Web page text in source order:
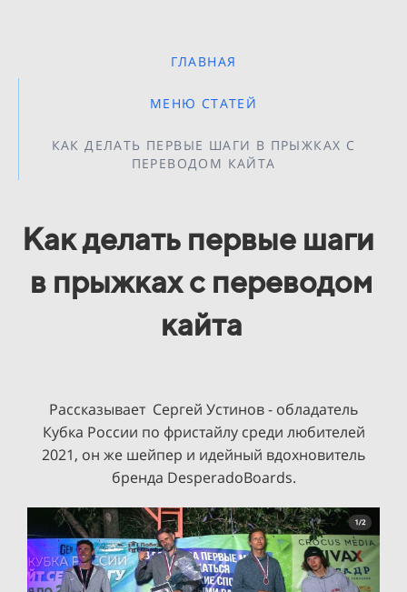
ГЛАВНАЯ
МЕНЮ СТАТЕЙ
КАК ДЕЛАТЬ ПЕРВЫЕ ШАГИ В ПРЫЖКАХ С
ПЕРЕВОДОМ КАЙТА
Как делать первые шаги
в прыжках с переводом
кайта
Рассказывает Сергей Устинов - обладатель
Кубка России по фристайлу среди любителей
2021, он же шейпер и идейный вдохновитель
бренда DesperadoBoards.